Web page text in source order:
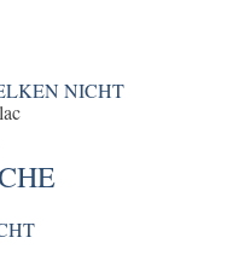
NICHT
G